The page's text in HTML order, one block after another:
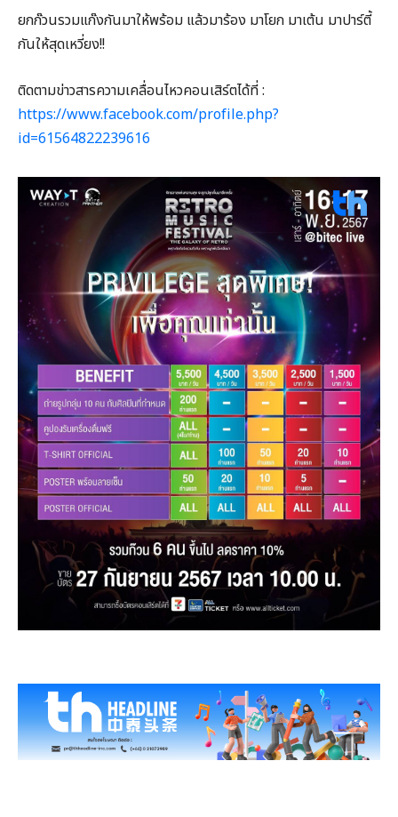
ยกก๊วนรวมแก๊งกันมาให้พร้อม แล้วมาร้อง มาโยก มาเต้น มาปาร์ตี้
กันให้สุดเหวี่ยง!!
ติดตามข่าวสารความเคลื่อนไหวคอนเสิร์ตได้ที่ :
https://www.facebook.com/profile.php?
id=61564822239616